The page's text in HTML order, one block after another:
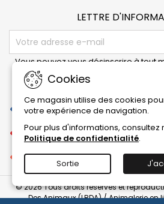
Cookies
Ce magasin utilise des cookies
votre expérience de navigation.
Pour plus d'informations, consultez
Politique de confidentialité.
Sortie
LETTRE
Vous pouvez vous désinscrire à tout
pour cela nos informations de
© 2026 Tous droits réservés et
Des Animaux (LBDA) / Animalerie